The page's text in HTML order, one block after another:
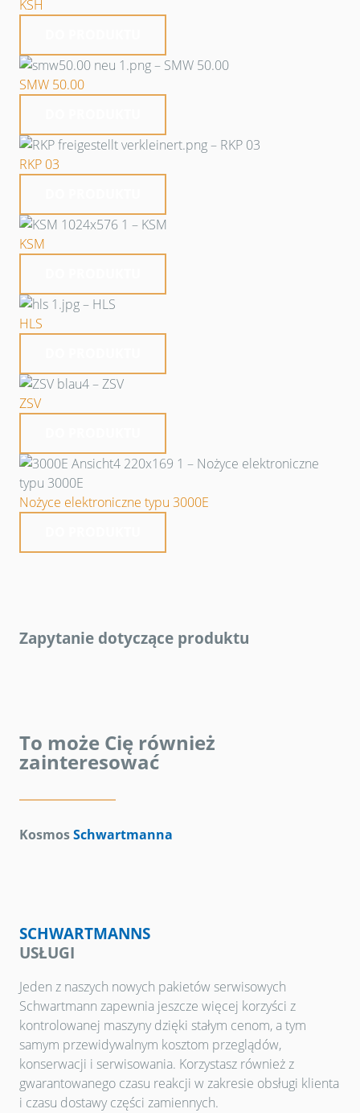
KSH
SMW 50.00
RKP 03
KSM
HLS
ZSV
Nożyce elektroniczne typu 3000E
Zapytanie dotyczące produktu
To może Cię również
zainteresować
KosmosSchwartmanna
SCHWARTMANNS
USŁUGI
Jeden z naszych nowych pakietów serwisowych
Schwartmann zapewnia jeszcze więcej korzyści z
kontrolowanej maszyny dzięki stałym cenom, a tym
samym przewidywalnym kosztom przeglądów,
konserwacji i serwisowania. Korzystasz również z
gwarantowanego czasu reakcji w zakresie obsługi klienta
i czasu dostawy części zamiennych.